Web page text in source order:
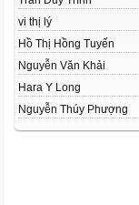
vi thị lý
Hồ Thị Hồng Tuyến
Nguyễn Văn Khải
Hara Y Long
Nguyễn Thúy Phượng